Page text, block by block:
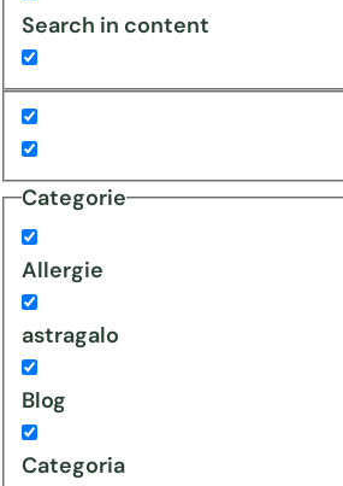
Search in content
Categorie
Allergie
astragalo
Blog
Categoria